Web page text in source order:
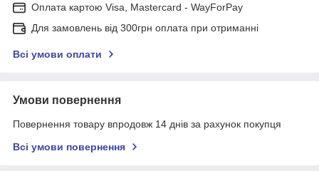
Оплата картою Visa, Mastercard - WayForPay
Для замовлень від 300грн оплата при отриманні
Всі умови оплати
Умови повернення
Повернення товару впродовж 14 днів за рахунок покупця
Всі умови повернення